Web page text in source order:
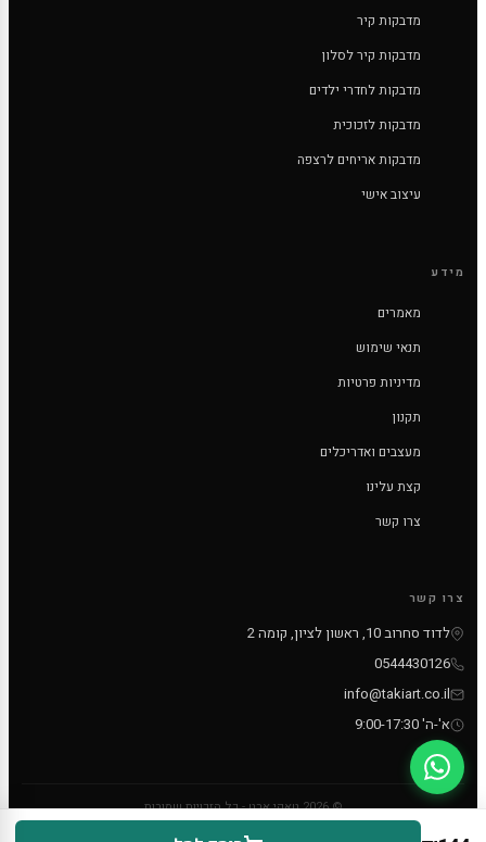
מדבקות קיר
מדבקות קיר לסלון
מדבקות לחדרי ילדים
מדבקות לזכוכית
מדבקות אריחים לרצפה
עיצוב אישי
מידע
מאמרים
תנאי שימוש
מדיניות פרטיות
תקנון
מעצבים ואדריכלים
קצת עלינו
צרו קשר
צרו קשר
לדוד סחרוב 10, ראשון לציון, קומה 2
0544430126
info@takiart.co.il
א'-ה' 9:00-17:30
© 2026 טאקי ארט - כל הזכויות שמורות